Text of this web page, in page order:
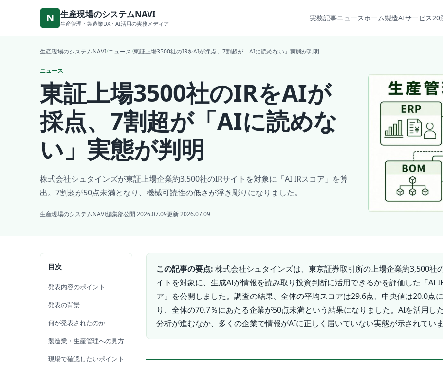
N 生産現場のシステムNAVI
生産管理・製造業DX・AI活用の実務メディア
実務記事ニュースホーム製造AIサービス20
生産現場のシステムNAVI/ニュース/東証上場3500社のIRをAIが採点、7割超が「AIに読めない」実態が判明
ニュース
東証上場3500社のIRをAIが
採点、7割超が「AIに読めな
い」実態が判明
株式会社シュタインズが東証上場企業約3,500社のIRサイトを対象に「AI IRスコア」を算
出。7割超が50点未満となり、機械可読性の低さが浮き彫りになりました。
生産現場のシステムNAVI編集部公開 2026.07.09更新 2026.07.09
目次
発表内容のポイント
発表の背景
何が発表されたのか
製造業・生産管理への見方
現場で確認したいポイント
この記事の要点: 株式会社シュタインズは、東京証券取引所の上場企業約3,500社
イトを対象に、生成AIが情報を読み取り投資判断に活用できるかを評価した「AI
ア」を公開しました。調査の結果、全体の平均スコアは29.6点、中央値は20.0点
り、全体の70.7％にあたる企業が50点未満という結果になりました。AIを活用し
分析が進むなか、多くの企業で情報がAIに正しく届いていない実態が示されていま